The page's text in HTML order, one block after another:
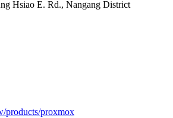
Hsiao E. Rd., Nangang District
products/proxmox